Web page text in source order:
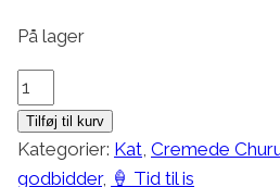
På lager
Catit
Isbakke
antal
Tilføj til kurv
Kategorier: Kat Cremede
godbidder, 🍦 Tid til is